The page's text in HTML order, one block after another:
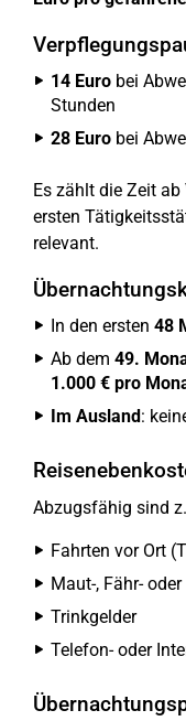
14 Euro bei
Stunden
28 Euro bei
Es zählt die Zeit
ersten
relevant.
In den ersten 48
Ab dem 49.
1.000 € pro
Im Ausland:
Abzugsfähig sind z.
Fahrten vor Ort
Maut-, Fähr-
Trinkgelder
Telefon- oder